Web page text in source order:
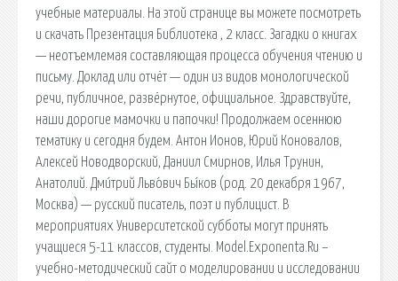
учебные материалы. На этой странице вы можете посмотреть
и скачать Презентация Библиотека , 2 класс. Загадки о книгах
— неотъемлемая составляющая процесса обучения чтению и
письму. Доклад или отчёт — один из видов монологической
речи, публичное, развёрнутое, официальное. Здравствуйте,
наши дорогие мамочки и папочки! Продолжаем осеннюю
тематику и сегодня будем. Антон Ионов, Юрий Коновалов,
Алексей Новодворский, Даниил Смирнов, Илья Трунин,
Анатолий. Дми́трий Льво́вич Бы́ков (род. 20 декабря 1967,
Москва) — русский писатель, поэт и публицист. В
мероприятиях Университетской субботы могут принять
учащиеся 5-11 классов, студенты. Model.Exponenta.Ru –
учебно-методический сайт о моделировании и исследовании